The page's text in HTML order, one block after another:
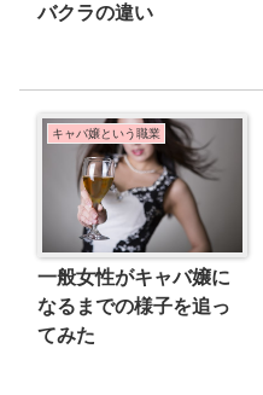
バクラの違い
キャバ嬢という職業
一般女性がキャバ嬢に
なるまでの様子を追っ
てみた